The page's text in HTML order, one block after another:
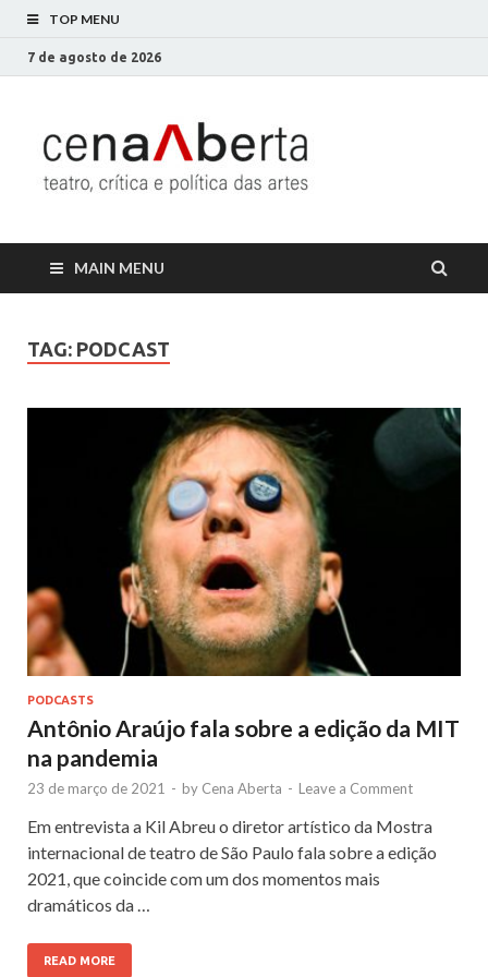
TOP MENU
7 de agosto de 2026
MAIN MENU
TAG: PODCAST
PODCASTS
Antônio Araújo fala sobre a edição da MIT
na pandemia
23 de março de 2021 - by Cena Aberta - Leave a Comment
Em entrevista a Kil Abreu o diretor artístico da Mostra
internacional de teatro de São Paulo fala sobre a edição
2021, que coincide com um dos momentos mais
dramáticos da …
READ MORE